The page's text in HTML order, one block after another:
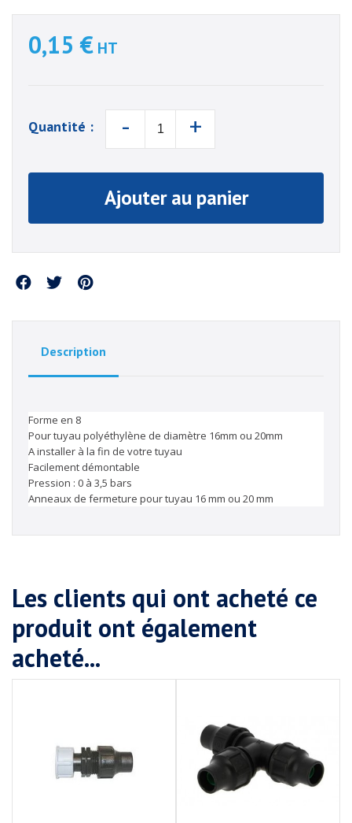
0,15 € HT
Quantité : - +
Ajouter au panier
Partager
Description
Forme en 8
Pour tuyau polyéthylène de diamètre 16mm ou 20mm
A installer à la fin de votre tuyau
Facilement démontable
Pression : 0 à 3,5 bars
Anneaux de fermeture pour tuyau 16 mm ou 20 mm
Les clients qui ont acheté ce
produit ont également
acheté...